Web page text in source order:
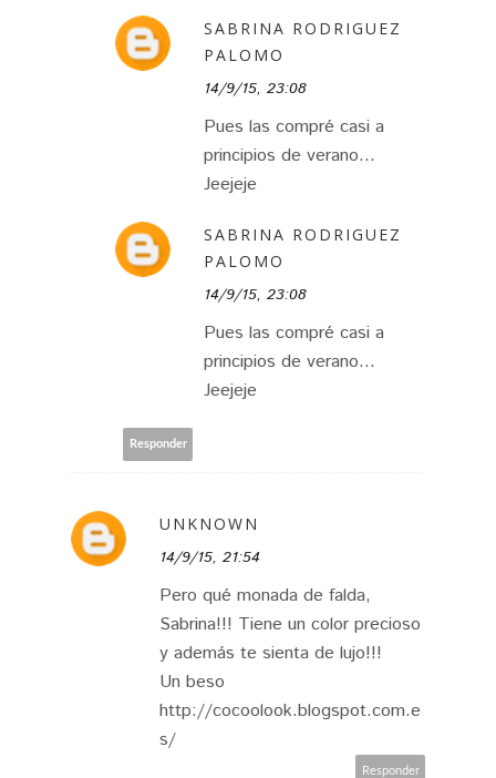
SABRINA RODRIGUEZ
PALOMO
14/9/15, 23:08
Pues las compré casi a
principios de verano...
Jeejeje
SABRINA RODRIGUEZ
PALOMO
14/9/15, 23:08
Pues las compré casi a
principios de verano...
Jeejeje
Responder
UNKNOWN
14/9/15, 21:54
Pero qué monada de falda,
Sabrina!!! Tiene un color precioso
y además te sienta de lujo!!!
Un beso
http://cocoolook.blogspot.com.e
s/
Responder